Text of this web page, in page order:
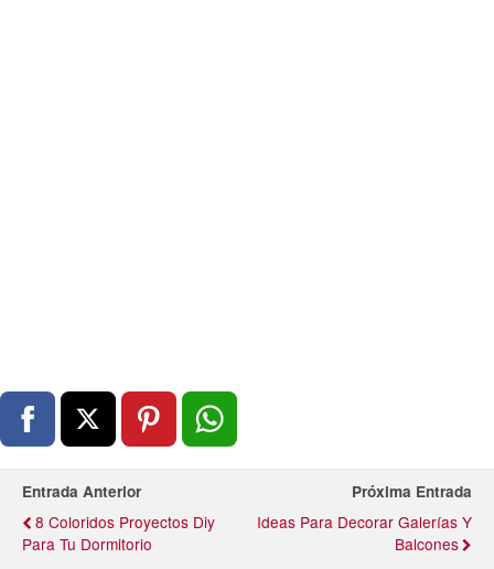
Entrada Anterior
8 Coloridos Proyectos Diy
Para Tu Dormitorio
Próxima Entrada
Ideas Para Decorar Galerías Y
Balcones